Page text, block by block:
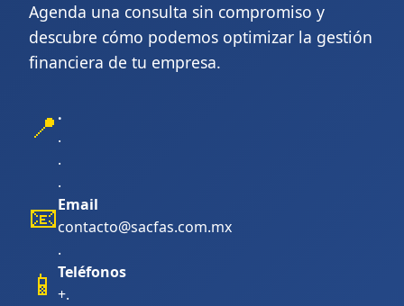
Agenda una consulta sin compromiso y
descubre cómo podemos optimizar la gestión
financiera de tu empresa.
📍 .
.
.
.
📧Email
contacto@sacfas.com.mx
.
📱 Teléfonos
+.